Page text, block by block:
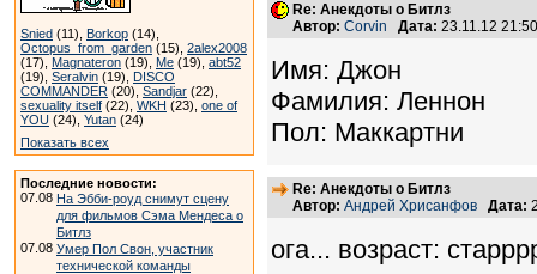
Snied (11), Borkop (14),
Octopus_from_garden (15), 2alex2008
(17), Magnateron (19), Me (19), abt52
(19), Seralvin (19), DISCO
COMMANDER (20), Sandjar (22),
sexuality itself (22), WKH (23), one of
YOU (24), Yutan (24)
Показать всех
Последние новости:
07.08 На Эбби-роуд снимут сцену
для фильмов Сэма Мендеса о
Битлз
07.08 Умер Пол Свон, участник
технической команды
Re: Анекдоты о Битлз
Автор: Corvin Дата: 23.11.12
Имя: Джон
Фамилия: Леннон
Пол: Маккартни
Re: Анекдоты о Битлз
Автор: Андрей Хрисанфов Дата:
ога... возраст: